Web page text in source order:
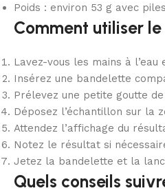
Poids : environ 53 g avec
Comment utiliser
Lavez-vous les mains à
Insérez une bandelette
Prélevez une petite goutte
Déposez l’échantillon sur la
Attendez l’affichage du
Notez le résultat si
Jetez la bandelette et la
Quels conseils